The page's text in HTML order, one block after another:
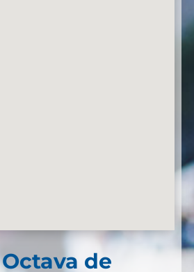
de